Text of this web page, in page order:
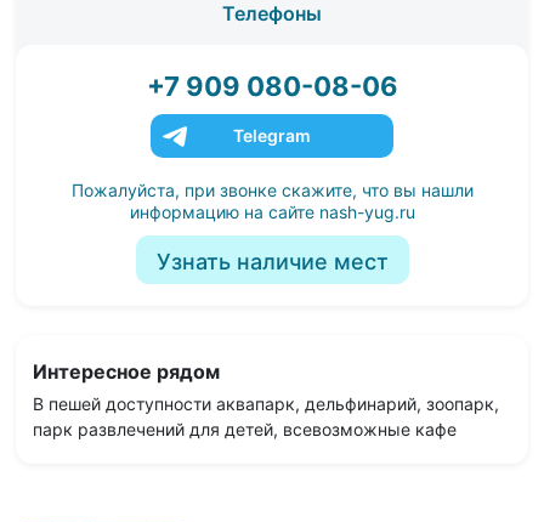
Телефоны
+7 909 080-08-06
Telegram
Пожалуйста, при звонке скажите, что вы нашли
информацию на сайте nash-yug.ru
Узнать наличие мест
Интересное рядом
В пешей доступности аквапарк, дельфинарий, зоопарк,
парк развлечений для детей, всевозможные кафе